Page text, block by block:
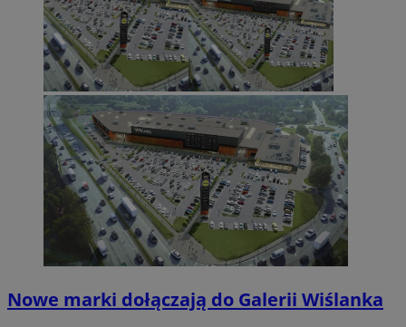
Nowe marki dołączają do Galerii Wiślanka